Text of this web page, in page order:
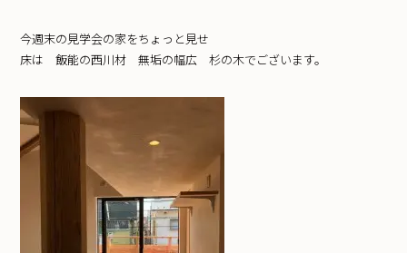
今週末の見学会の家をちょっと見せ
床は 飯能の西川材 無垢の幅広 杉の木でございます。